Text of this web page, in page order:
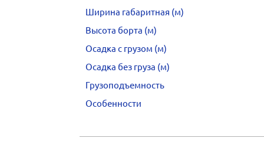
Ширина габаритная (м)
Высота борта (м)
Осадка с грузом (м)
Осадка без груза (м)
Грузоподъемность
Особенности